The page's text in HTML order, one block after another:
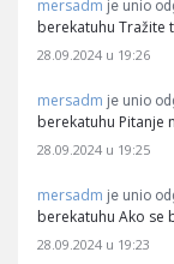
mersadm je unio
berekatuhu Tražite
28.09.2024 u 19:26
mersadm je unio
berekatuhu Pitanje
28.09.2024 u 19:25
mersadm je unio
berekatuhu Ako se
28.09.2024 u 19:23